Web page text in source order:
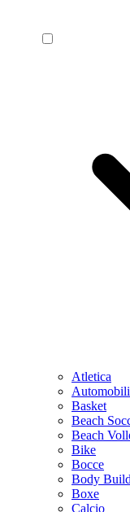
Atletica
Basket
Beach
Beach
Bike
Bocce
Body
Boxe
Calcio